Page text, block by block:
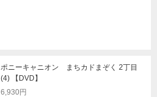
ポニーキャニオン まちカドまぞく 2丁目
(4) 【DVD】
6,930円